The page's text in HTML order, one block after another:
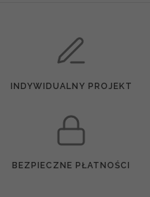
INDYWIDUALNY PROJEKT
BEZPIECZNE PŁATNOŚCI